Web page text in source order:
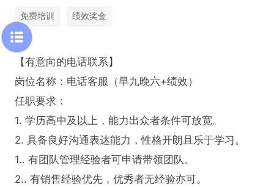
免费培训 绩效奖金
【有意向的电话联系】
岗位名称：电话客服（早九晚六+绩效）
任职要求：
1. 学历高中及以上，能力出众者条件可放宽。
2. 具备良好沟通表达能力，性格开朗且乐于学习。
1.. 有团队管理经验者可申请带领团队。
2.. 有销售经验优先，优秀者无经验亦可。